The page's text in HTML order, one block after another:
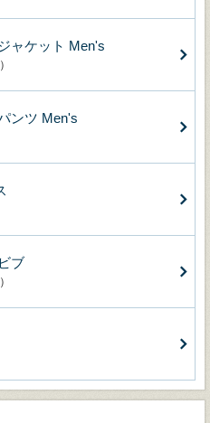
ャケット Men's
ンツ Men's
ブ